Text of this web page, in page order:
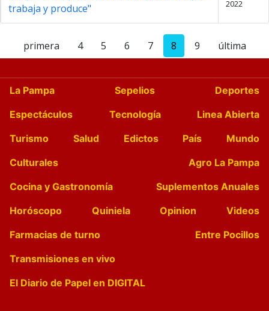
trabaja y produce"
2022
primera 4 5 6 7 8 9 última
La Pampa Sepelios
Deportes
Espectáculos
Tecnología
Linea Abierta
Turismo
Salud Edictos País
Mundo
Culturales
Agro La Pampa
Cocina y Gastronomía
Suplementos Anuales
Horóscopo
Quiniela Opinion
Videos
Farmacias de turno
Entre Pocillos
Transmisiones en vivo
El Diario de Papel en DIGITAL